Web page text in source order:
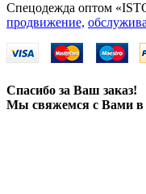
Спецодежда оптом
продвижение,
Спасибо за Ваш заказ!
Мы свяжемся с Вами в